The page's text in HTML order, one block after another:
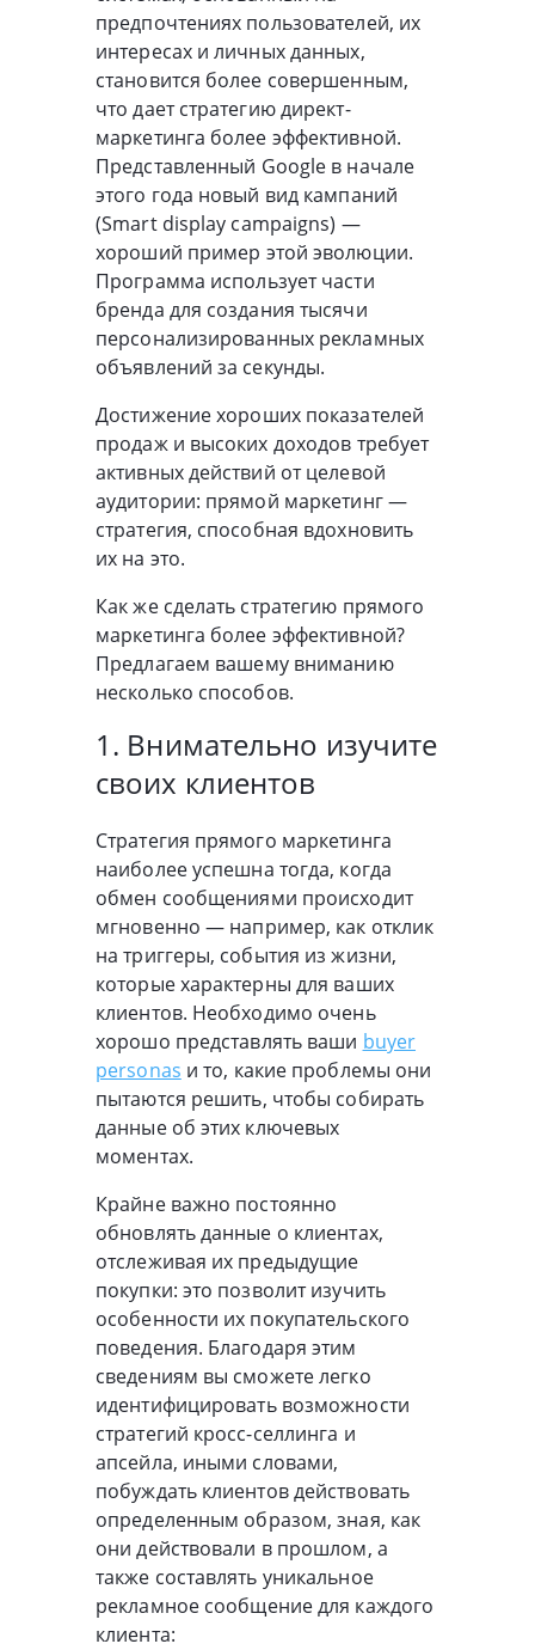
предпочтениях пользователей, их
интересах и личных данных,
становится более совершенным,
что дает стратегию директ-
маркетинга более эффективной.
Представленный Google в начале
этого года новый вид кампаний
(Smart display campaigns) —
хороший пример этой эволюции.
Программа использует части
бренда для создания тысячи
персонализированных рекламных
объявлений за секунды.
Достижение хороших показателей
продаж и высоких доходов требует
активных действий от целевой
аудитории: прямой маркетинг —
стратегия, способная вдохновить
их на это.
Как же сделать стратегию прямого
маркетинга более эффективной?
Предлагаем вашему вниманию
несколько способов.
1. Внимательно изучите
своих клиентов
Стратегия прямого маркетинга
наиболее успешна тогда, когда
обмен сообщениями происходит
мгновенно — например, как отклик
на триггеры, события из жизни,
которые характерны для ваших
клиентов. Необходимо очень
хорошо представлять ваши buyer
personas и то, какие проблемы они
пытаются решить, чтобы собирать
данные об этих ключевых
моментах.
Крайне важно постоянно
обновлять данные о клиентах,
отслеживая их предыдущие
покупки: это позволит изучить
особенности их покупательского
поведения. Благодаря этим
сведениям вы сможете легко
идентифицировать возможности
стратегий кросс-селлинга и
апсейла, иными словами,
побуждать клиентов действовать
определенным образом, зная, как
они действовали в прошлом, а
также составлять уникальное
рекламное сообщение для каждого
клиента: